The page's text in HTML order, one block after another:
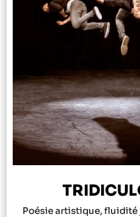
Poésie artistique, fluidité